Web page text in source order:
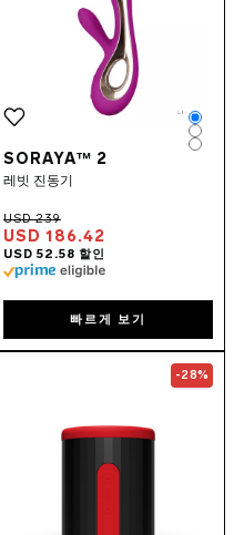
SORAYA™ 2
레빗 진동기
USD 186.42
빠르게 보기
2 Cruise Go to the-28%